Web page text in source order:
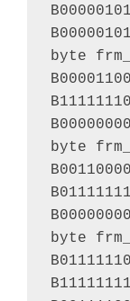
byte
byte
byte